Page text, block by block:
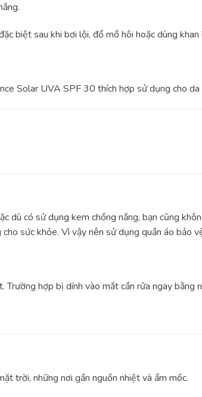
biệt sau khi bơi lội, đổ mồ hôi hoặc dùng khan
Solar UVA SPF 30 thích hợp sử dụng cho da
có sử dụng kem chống nắng, bạn cũng
sức khỏe. Vì vậy nên sử dụng quần áo bảo
hợp bị dính vào mắt cần rửa ngay bằng
trời, những nơi gần nguồn nhiệt và ẩm mốc.